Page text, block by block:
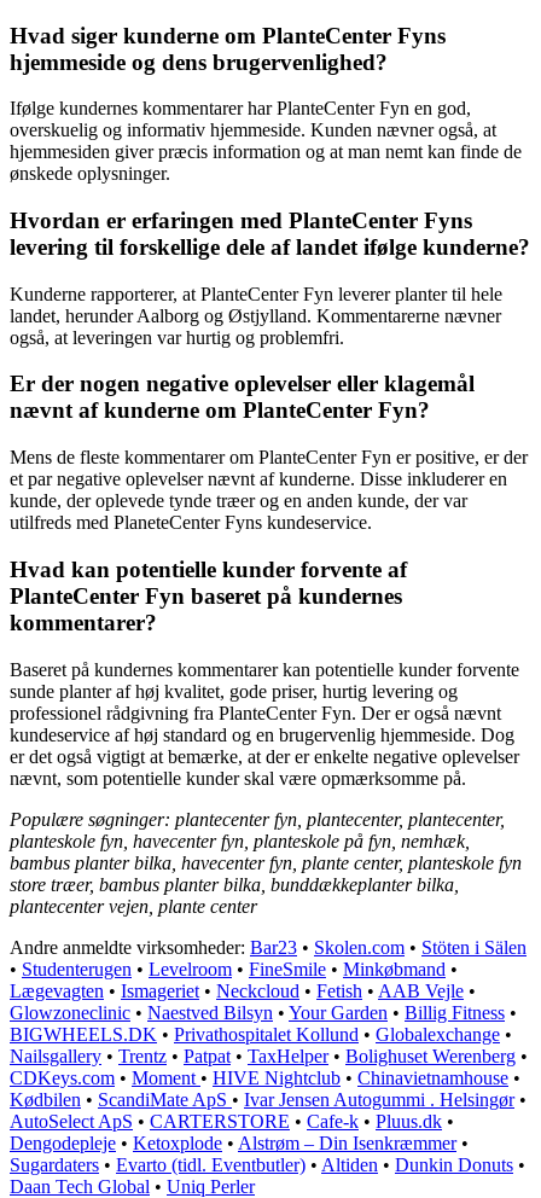
Hvad siger kunderne om PlanteCenter Fyns
hjemmeside og dens brugervenlighed?
Ifølge kundernes kommentarer har PlanteCenter Fyn en god,
overskuelig og informativ hjemmeside. Kunden nævner også, at
hjemmesiden giver præcis information og at man nemt kan finde de
ønskede oplysninger.
Hvordan er erfaringen med PlanteCenter Fyns
levering til forskellige dele af landet ifølge kunderne?
Kunderne rapporterer, at PlanteCenter Fyn leverer planter til hele
landet, herunder Aalborg og Østjylland. Kommentarerne nævner
også, at leveringen var hurtig og problemfri.
Er der nogen negative oplevelser eller klagemål
nævnt af kunderne om PlanteCenter Fyn?
Mens de fleste kommentarer om PlanteCenter Fyn er positive, er der
et par negative oplevelser nævnt af kunderne. Disse inkluderer en
kunde, der oplevede tynde træer og en anden kunde, der var
utilfreds med PlaneteCenter Fyns kundeservice.
Hvad kan potentielle kunder forvente af
PlanteCenter Fyn baseret på kundernes
kommentarer?
Baseret på kundernes kommentarer kan potentielle kunder forvente
sunde planter af høj kvalitet, gode priser, hurtig levering og
professionel rådgivning fra PlanteCenter Fyn. Der er også nævnt
kundeservice af høj standard og en brugervenlig hjemmeside. Dog
er det også vigtigt at bemærke, at der er enkelte negative oplevelser
nævnt, som potentielle kunder skal være opmærksomme på.
Populære søgninger: plantecenter fyn, plantecenter, plantecenter,
planteskole fyn, havecenter fyn, planteskole på fyn, nemhæk,
bambus planter bilka, havecenter fyn, plante center, planteskole fyn
store træer, bambus planter bilka, bunddækkeplanter bilka,
plantecenter vejen, plante center
Andre anmeldte virksomheder: Bar23 • Skolen.com • Stöten i Sälen
• Studenterugen • Levelroom • FineSmile • Minkøbmand •
Lægevagten • Ismageriet • Neckcloud • Fetish • AAB Vejle •
Glowzoneclinic • Naestved Bilsyn • Your Garden • Billig Fitness •
BIGWHEELS.DK • Privathospitalet Kollund • Globalexchange •
Nailsgallery • Trentz • Patpat • TaxHelper• Bolighuset Werenberg •
CDKeys.com • Moment • HIVE Nightclub • Chinavietnamhouse •
Kødbilen • ScandiMate ApS • Ivar Jensen Autogummi . Helsingør•
AutoSelect ApS • CARTERSTORE • Cafe-k • Pluus.dk •
Dengodepleje • Ketoxplode • Alstrøm – Din Isenkræmmer•
Sugardaters • Evarto (tidl. Eventbutler) • Altiden • Dunkin Donuts •
Daan Tech Global • Uniq Perler